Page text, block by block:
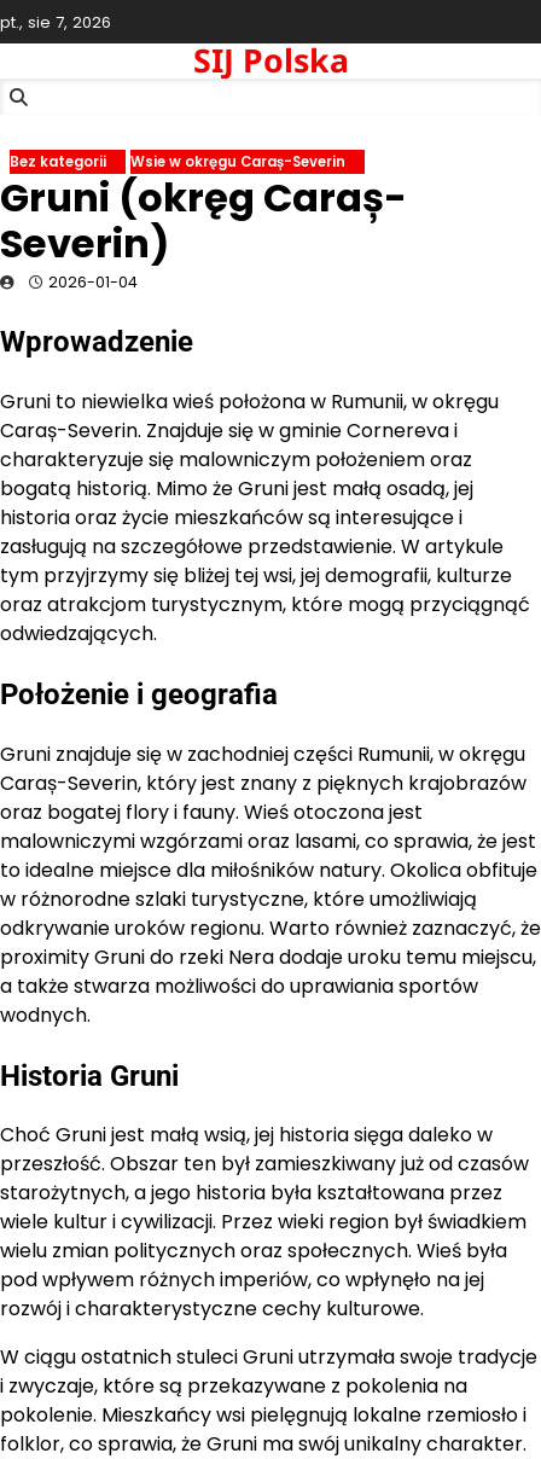
Skip
to
pt., sie 7, 2026
SIJ Polska
Bez kategorii Wsie w okręgu Caraș-Severin
Gruni (okręg Caraș-
Severin)
2026-01-04
Wprowadzenie
Gruni to niewielka wieś położona w Rumunii, w okręgu
Caraș-Severin. Znajduje się w gminie Cornereva i
charakteryzuje się malowniczym położeniem oraz
bogatą historią. Mimo że Gruni jest małą osadą, jej
historia oraz życie mieszkańców są interesujące i
zasługują na szczegółowe przedstawienie. W artykule
tym przyjrzymy się bliżej tej wsi, jej demografii, kulturze
oraz atrakcjom turystycznym, które mogą przyciągnąć
odwiedzających.
Położenie i geografia
Gruni znajduje się w zachodniej części Rumunii, w okręgu
Caraș-Severin, który jest znany z pięknych krajobrazów
oraz bogatej flory i fauny. Wieś otoczona jest
malowniczymi wzgórzami oraz lasami, co sprawia, że jest
to idealne miejsce dla miłośników natury. Okolica obfituje
w różnorodne szlaki turystyczne, które umożliwiają
odkrywanie uroków regionu. Warto również zaznaczyć, że
proximity Gruni do rzeki Nera dodaje uroku temu miejscu,
a także stwarza możliwości do uprawiania sportów
wodnych.
Historia Gruni
Choć Gruni jest małą wsią, jej historia sięga daleko w
przeszłość. Obszar ten był zamieszkiwany już od czasów
starożytnych, a jego historia była kształtowana przez
wiele kultur i cywilizacji. Przez wieki region był świadkiem
wielu zmian politycznych oraz społecznych. Wieś była
pod wpływem różnych imperiów, co wpłynęło na jej
rozwój i charakterystyczne cechy kulturowe.
W ciągu ostatnich stuleci Gruni utrzymała swoje tradycje
i zwyczaje, które są przekazywane z pokolenia na
pokolenie. Mieszkańcy wsi pielęgnują lokalne rzemiosło i
folklor, co sprawia, że Gruni ma swój unikalny charakter.